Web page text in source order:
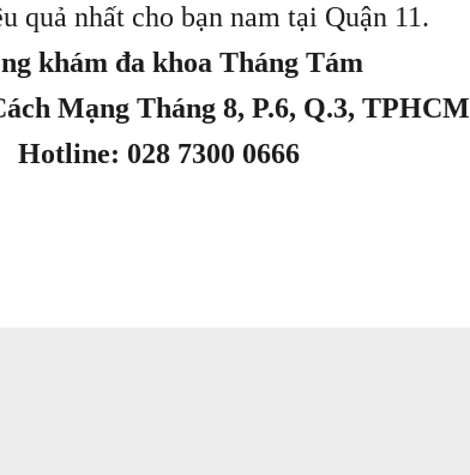
quả nhất cho bạn nam tại Quận 11.
khám đa khoa Tháng Tám
Mạng Tháng 8, P.6, Q.3, TPHCM
Hotline: 028 7300 0666